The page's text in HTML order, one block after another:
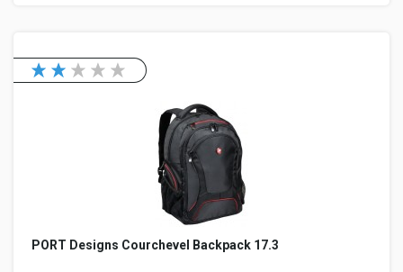
PORT Designs Courchevel Backpack 17.3